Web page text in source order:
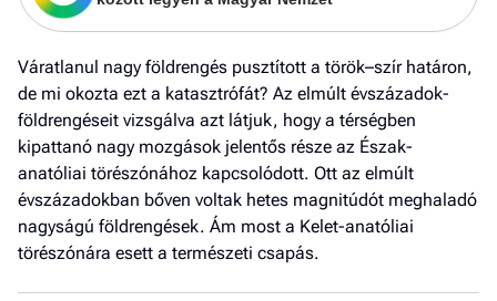
Váratlanul nagy földrengés pusztított a török–szír határon,
de mi okozta ezt a katasztrófát? Az elmúlt évszázadok­
földrengéseit vizsgálva azt látjuk, hogy a térségben
kipattanó nagy mozgások jelentős része az Észak-
anatóliai törészónához kapcsolódott. Ott az elmúlt
évszázadokban bőven voltak hetes magnitúdót meghaladó
nagyságú földrengések. Ám most a Kelet-anatóliai
törészónára esett a természeti csapás.